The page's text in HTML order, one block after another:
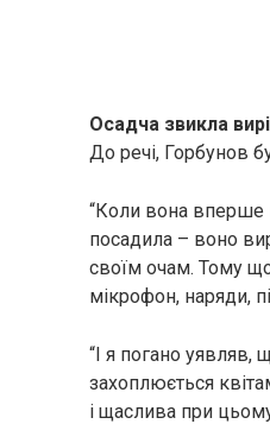
Осадча звикла
До речі, Горбунов
“Коли вона вперше
посадила – воно
своїм очам. Тому
мікрофон, наряди,
“І я погано уявляв,
захоплюється
і щаслива при